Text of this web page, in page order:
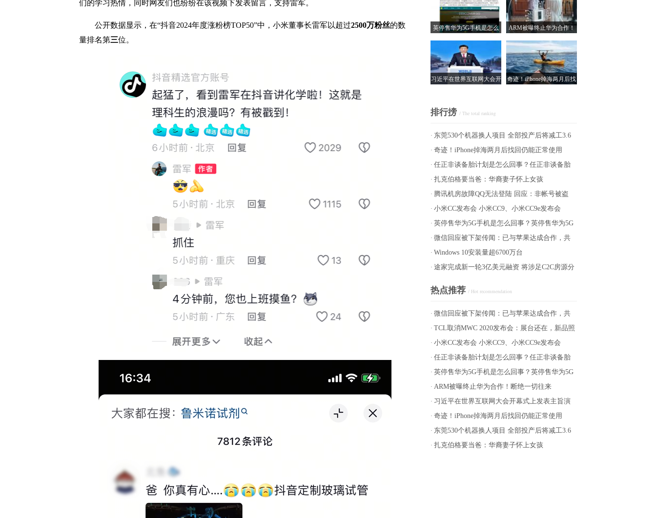
们的学习热情，同时网友们也纷纷在该视频下发表留言，支持雷军。
公开数据显示，在“抖音2024年度涨粉榜TOP50”中，小米董事长雷军以超过2500万粉丝的数
量排名第三位。
英停售华为5G手机是怎么
意味着什么
ARM被曝终止华为合作！
习近平在世界互联网大会开
奇迹！iPhone掉海两月后找
排行搒 / The total ranking
· 东莞530个机器换人项目 全部投产后将减工3.6
万
· 奇迹！iPhone掉海两月后找回仍能正常使用
· 任正非谈备胎计划是怎么回事？任正非谈备胎
计划说了什么？
· 扎克伯格要当爸：华裔妻子怀上女孩
· 腾讯机房故障QQ无法登陆 回应：非帐号被盗
无需改密码
· 小米CC发布会 小米CC9、小米CC9e发布会
· 英停售华为5G手机是怎么回事？英停售华为5G
手机意味着什么
· 微信回应被下架传闻：已与苹果达成合作，共
同探索新模式
· Windows 10安装量超6700万台
· 途家完成新一轮3亿美元融资 将涉足C2C房源分
热点推荐 / Hot recommendation
· 微信回应被下架传闻：已与苹果达成合作，共
同探索新模式
· TCL取消MWC 2020发布会：展台还在，新品照
样不少
· 小米CC发布会 小米CC9、小米CC9e发布会
· 任正非谈备胎计划是怎么回事？任正非谈备胎
计划说了什么？
· 英停售华为5G手机是怎么回事？英停售华为5G
手机意味着什么
· ARM被曝终止华为合作！断绝一切往来
· 习近平在世界互联网大会开幕式上发表主旨演
讲
· 奇迹！iPhone掉海两月后找回仍能正常使用
· 东莞530个机器换人项目 全部投产后将减工3.6
万
· 扎克伯格要当爸：华裔妻子怀上女孩